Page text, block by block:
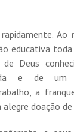
Ao
educativa
de Deus
e de
a
doação de